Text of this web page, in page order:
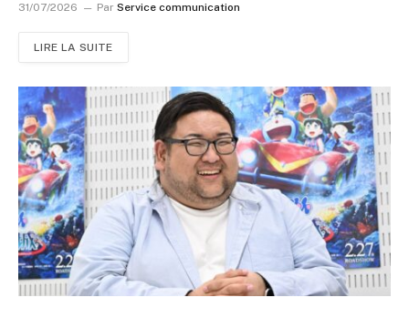
31/07/2026 Par Service communication
LIRE LA SUITE